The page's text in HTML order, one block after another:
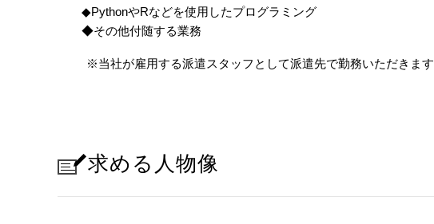
◆PythonやRなどを使用したプログラミング
◆その他付随する業務
※当社が雇用する派遣スタッフとして派遣先で勤務いただきます
求める人物像